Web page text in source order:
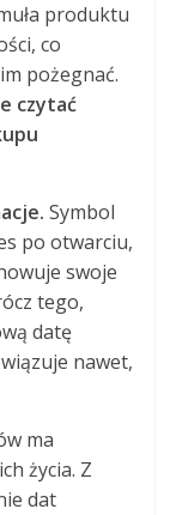
produktu
co
pożegnać.
czytać
Symbol
po otwarciu,
swoje
tego,
datę
nawet,
ma
życia. Z
dat